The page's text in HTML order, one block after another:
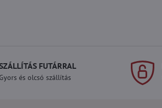
FUTÁRRAL
Gyors és olcsó szállítás